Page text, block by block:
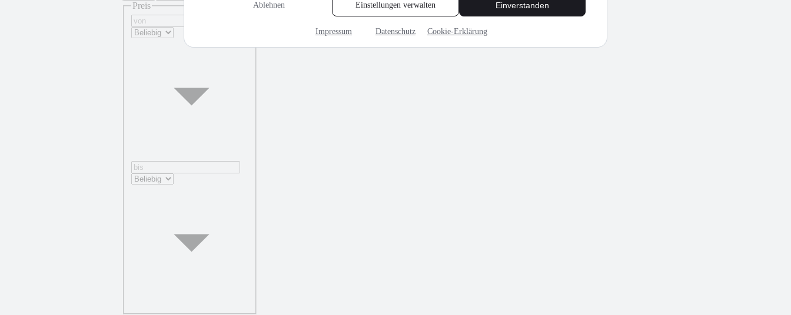
Ablehnen Einstellungen verwalten Einverstanden
Impressum Datenschutz Cookie-Erklärung
Preis